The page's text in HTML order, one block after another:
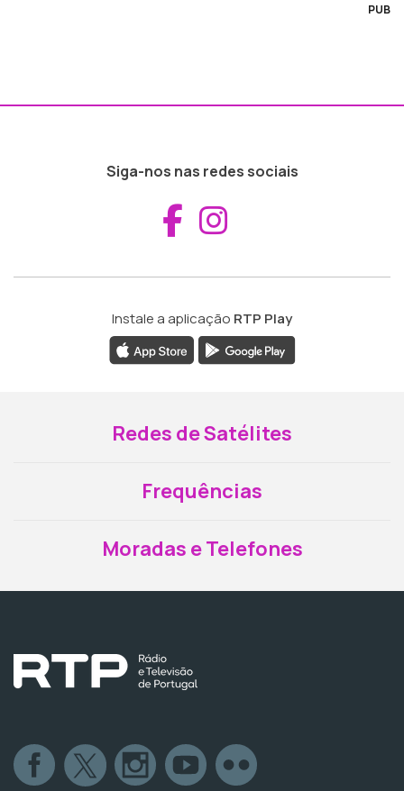
PUB
Siga-nos nas redes sociais
Aceder ao
Instale a aplicação RTP Play
Redes de Satélites
Frequências
Moradas e Telefones